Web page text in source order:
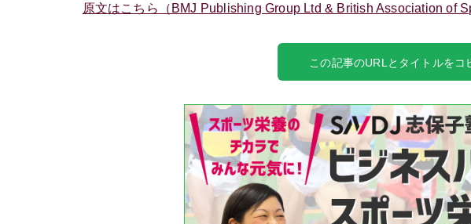
原文はこちら（BMJ Publishing Group Ltd & British Association of
この記事のURLとタイトルをコ